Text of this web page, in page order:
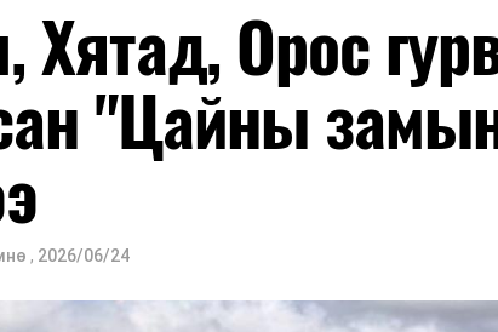
Хятад, Орос
"Цайны
, 2026/06/24